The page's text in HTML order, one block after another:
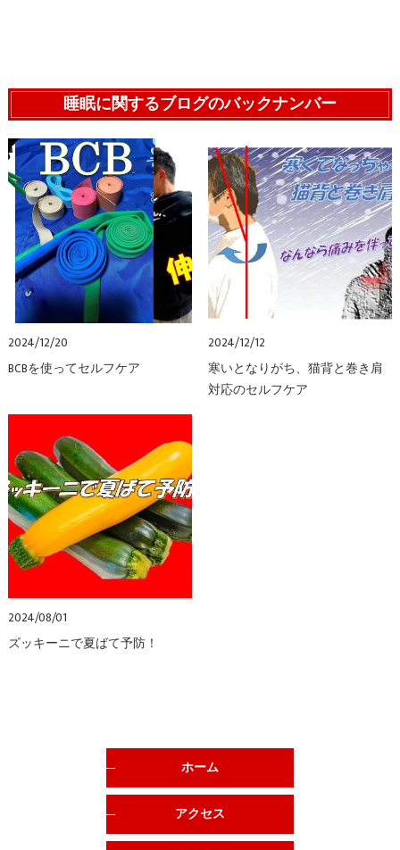
睡眠に関するブログのバックナンバー
2024/12/20
BCBを使ってセルフケア
2024/12/12
寒いとなりがち、猫背と巻き肩
対応のセルフケア
2024/08/01
ズッキーニで夏ばて予防！
ホーム
アクセス